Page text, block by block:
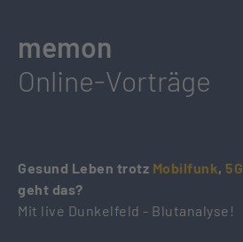
memon
Online-Vorträge
Gesund Leben trotz Mobilfunk, 5G
geht das?
Mit live Dunkelfeld - Blutanalyse!